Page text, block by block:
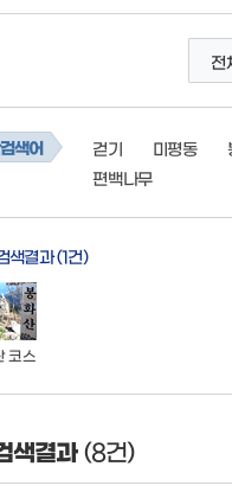
전
색어 걷기 미평동
편백나무
색결과(1건)
코스
색결과 (8건)